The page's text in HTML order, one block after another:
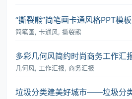
“撕裂熊”简笔画卡通风格PPT模板
简笔画, 卡通风, 撕裂熊
多彩几何风简约时尚商务工作汇
几何风, 工作汇报, 商务汇报
垃圾分类建美好城市――垃圾分